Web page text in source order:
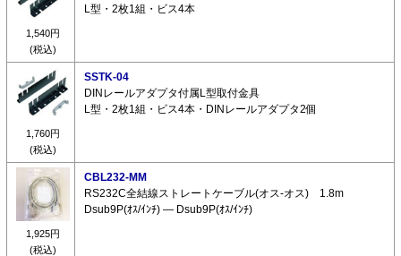
1,540円
(税込)
L型・2枚1組・ビス4本
1,760円
(税込)
SSTK-04
DINレールアダプタ付属L型取付金具
L型・2枚1組・ビス4本・DINレールアダプタ2個
1,925円
(税込)
CBL232-MM
RS232C全結線ストレートケーブル(オス-オス) 1.8m
Dsub9P(ｵｽ/ｲﾝﾁ) ― Dsub9P(ｵｽ/ｲﾝﾁ)